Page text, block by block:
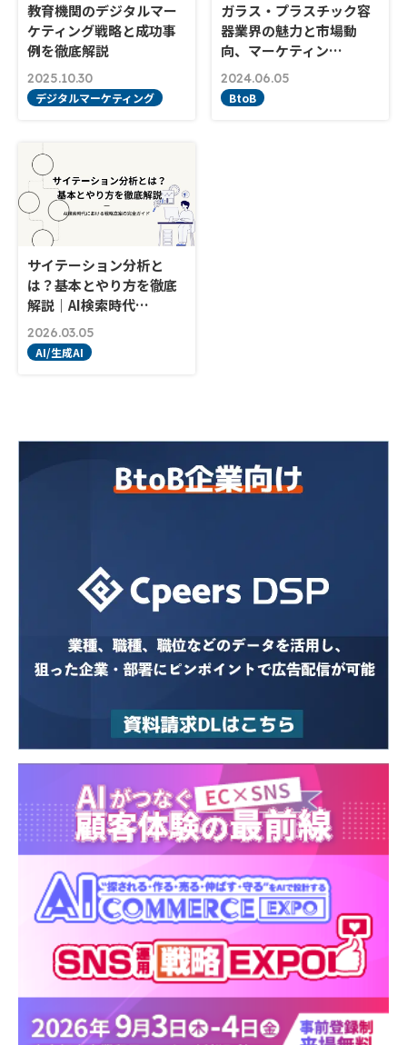
教育機関のデジタルマー
ケティング戦略と成功事
例を徹底解説
2025.10.30
デジタルマーケティング
ガラス・プラスチック容
器業界の魅力と市場動
向、マーケティン…
2024.06.05
BtoB
サイテーション分析と
は？基本とやり方を徹底
解説｜AI検索時代…
2026.03.05
AI/生成AI